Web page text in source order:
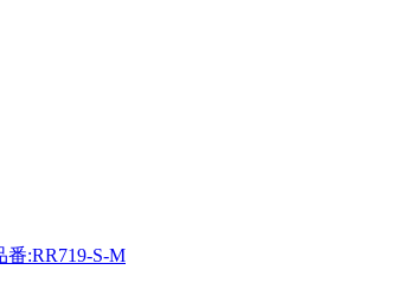
:RR719-S-M